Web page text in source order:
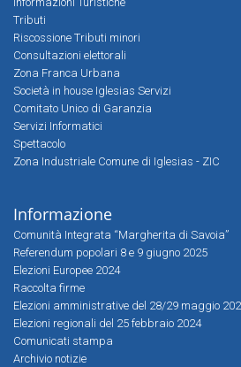
Tributi
Riscossione Tributi minori
Consultazioni elettorali
Zona Franca Urbana
Società in house Iglesias Servizi
Comitato Unico di Garanzia
Servizi Informatici
Spettacolo
Zona Industriale Comune di Iglesias - ZIC
Informazione
Comunità Integrata “Margherita di Savoia”
Referendum popolari 8 e 9 giugno 2025
Elezioni Europee 2024
Raccolta firme
Elezioni amministrative del 28/29 maggio
Elezioni regionali del 25 febbraio 2024
Comunicati stampa
Archivio notizie